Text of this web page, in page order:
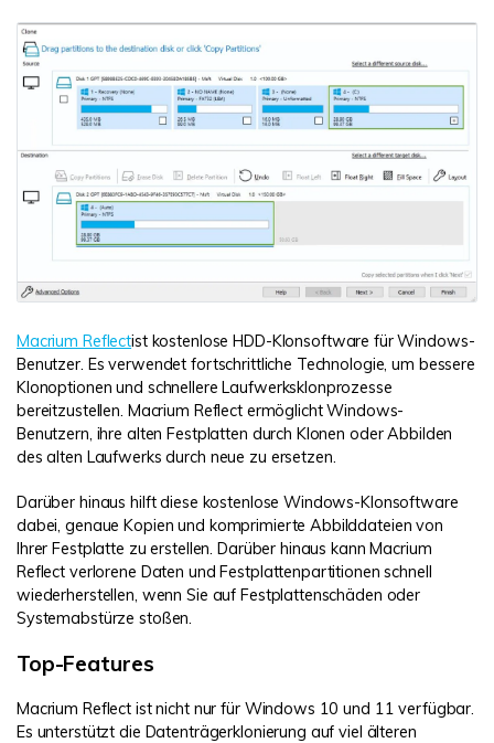
Macrium Reflectist kostenlose HDD-Klonsoftware für Windows-
Benutzer. Es verwendet fortschrittliche Technologie, um bessere
Klonoptionen und schnellere Laufwerksklonprozesse
bereitzustellen. Macrium Reflect ermöglicht Windows-
Benutzern, ihre alten Festplatten durch Klonen oder Abbilden
des alten Laufwerks durch neue zu ersetzen.
Darüber hinaus hilft diese kostenlose Windows-Klonsoftware
dabei, genaue Kopien und komprimierte Abbilddateien von
Ihrer Festplatte zu erstellen. Darüber hinaus kann Macrium
Reflect verlorene Daten und Festplattenpartitionen schnell
wiederherstellen, wenn Sie auf Festplattenschäden oder
Systemabstürze stoßen.
Top-Features
Macrium Reflect ist nicht nur für Windows 10 und 11 verfügbar.
Es unterstützt die Datenträgerklonierung auf viel älteren